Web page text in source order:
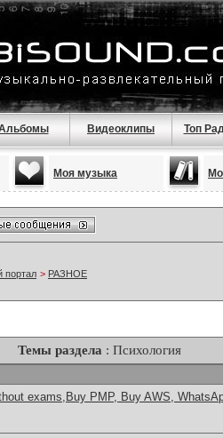
Видеоклипы Топ
Моя музыка
портал > РАЗНОЕ
Темы раздела : Психология
exams,Buy PMP, Buy AWS,